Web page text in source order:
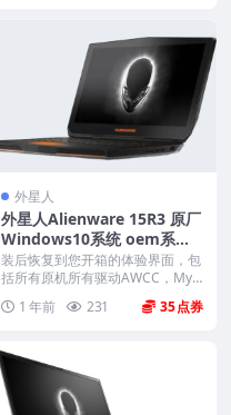
外星人
外星人Alienware 15R3 原厂
Windows10系统 oem系统
带F12 SupportAssist OS R
ecovery恢复
装后恢复到您开箱的体验界面，包
括所有原机所有驱动AWCC，Myd
1 年前 231 35